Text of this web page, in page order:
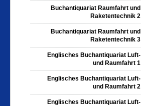
Buchantiquariat Raumfahrt und
Raketentechnik 2
Buchantiquariat Raumfahrt und
Raketentechnik 3
Englisches Buchantiquariat Luft-
und Raumfahrt 1
Englisches Buchantiquariat Luft-
und Raumfahrt 2
Englisches Buchantiquariat Luft-